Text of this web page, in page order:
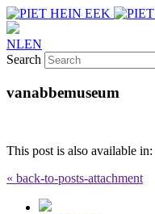
NLEN
Search
vanabbemuseum
This post is also available in:
« back-to-posts-attachment